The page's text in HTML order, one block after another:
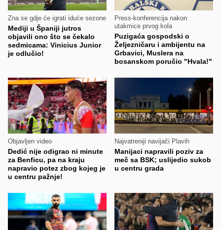
Zna se gdje će igrati iduće sezone
Mediji u Španiji jutros
objavili ono što se čekalo
sedmicama: Vinicius Junior
je odlučio!
Press-konferencija nakon
utakmice prvog kola
Puzigaća gospodski o
Željezničaru i ambijentu na
Grbavici, Muslera na
bosanskom poručio "Hvala!"
Objavljen video
Dedić nije odigrao ni minute
za Benficu, pa na kraju
napravio potez zbog kojeg je
u centru pažnje!
Najvatreniji navijači Plavih
Manijaci napravili poziv za
meč sa BSK; uslijedio sukob
u centru grada